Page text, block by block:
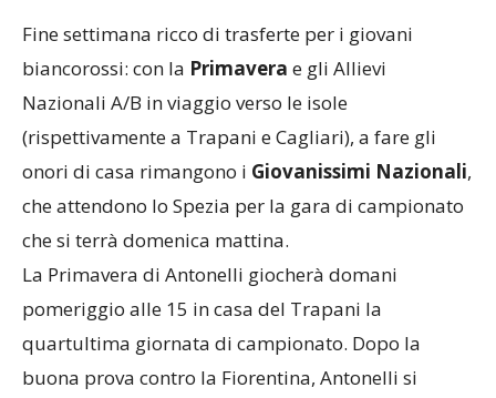
Fine settimana ricco di trasferte per i giovani
biancorossi: con la Primavera e gli Allievi
Nazionali A/B in viaggio verso le isole
(rispettivamente a Trapani e Cagliari), a fare gli
onori di casa rimangono i Giovanissimi Nazionali,
che attendono lo Spezia per la gara di campionato
che si terrà domenica mattina.
La Primavera di Antonelli giocherà domani
pomeriggio alle 15 in casa del Trapani la
quartultima giornata di campionato. Dopo la
buona prova contro la Fiorentina, Antonelli si